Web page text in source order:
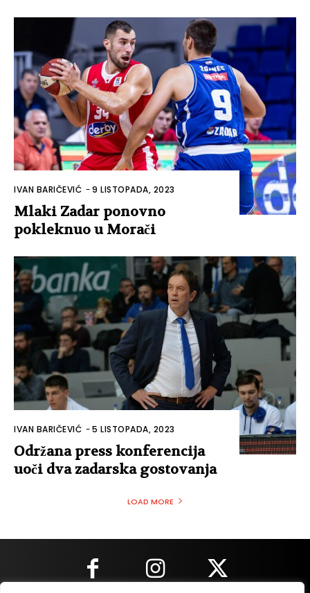
IVAN BARIČEVIĆ -9 LISTOPADA, 2023
Mlaki Zadar ponovno
pokleknuo u Morači
IVAN BARIČEVIĆ -5 LISTOPADA, 2023
Održana press konferencija
uoči dva zadarska gostovanja
LOAD MORE